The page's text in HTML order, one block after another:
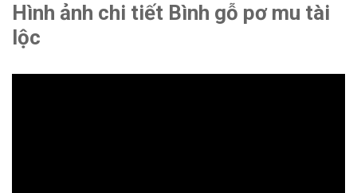
Hình ảnh chi tiết Bình gỗ pơ mu tài
lộc